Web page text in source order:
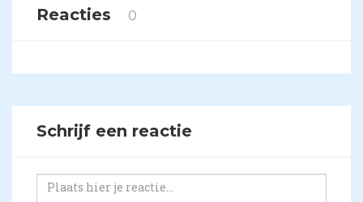
Reacties 0
Schrijf een reactie